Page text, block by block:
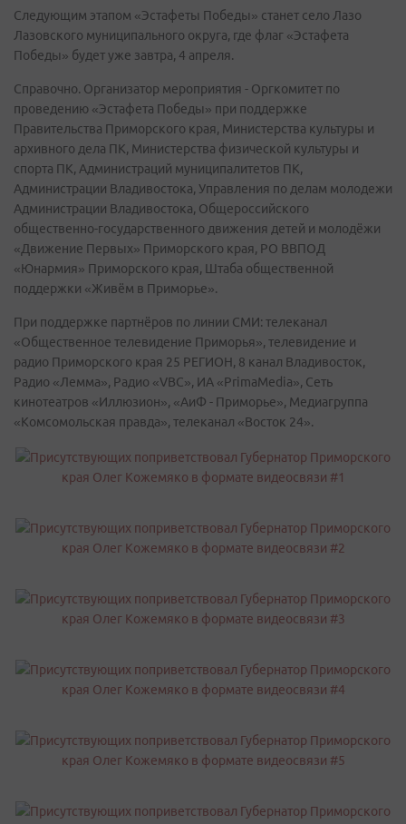
Следующим этапом «Эстафеты Победы» станет село Лазо
Лазовского муниципального округа, где флаг «Эстафета
Победы» будет уже завтра, 4 апреля.
Справочно. Организатор мероприятия - Оргкомитет по
проведению «Эстафета Победы» при поддержке
Правительства Приморского края, Министерства культуры и
архивного дела ПК, Министерства физической культуры и
спорта ПК, Администраций муниципалитетов ПК,
Администрации Владивостока, Управления по делам молодежи
Администрации Владивостока, Общероссийского
общественно-государственного движения детей и молодёжи
«Движение Первых» Приморского края, РО ВВПОД
«Юнармия» Приморского края, Штаба общественной
поддержки «Живём в Приморье».
При поддержке партнёров по линии СМИ: телеканал
«Общественное телевидение Приморья», телевидение и
радио Приморского края 25 РЕГИОН, 8 канал Владивосток,
Радио «Лемма», Радио «VBC», ИА «PrimaMedia», Сеть
кинотеатров «Иллюзион», «АиФ - Приморье», Медиагруппа
«Комсомольская правда», телеканал «Восток 24».